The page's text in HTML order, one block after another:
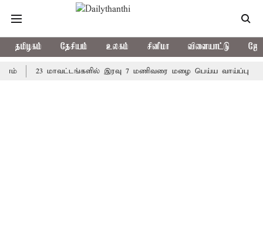
தமிழகம் தேசியம் உலகம் சினிமா விளையாட்டு
23 மாவட்டங்களில் இரவு 7 மணிவரை மழை பெய்ய வாய்ப்பு